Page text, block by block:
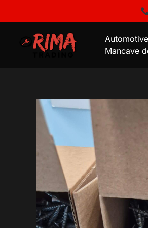
inhoud
Automotive
Mancave